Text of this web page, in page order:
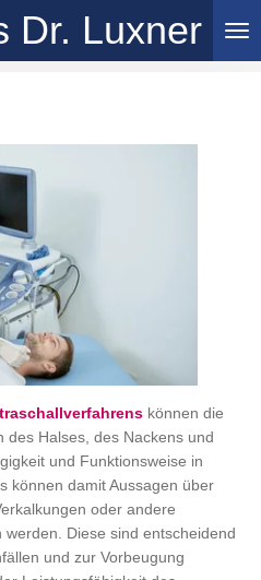
Dr. Luxner
können die
des Halses, des Nackens und
und Funktionsweise in
können damit Aussagen über
oder andere
Diese sind entscheidend
und zur Vorbeugung